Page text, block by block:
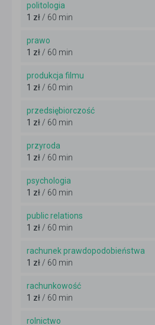
politologia
1 zł/ 60 min
prawo
1 zł/ 60 min
produkcja filmu
1 zł/ 60 min
przedsiębiorczość
1 zł/ 60 min
przyroda
1 zł/ 60 min
psychologia
1 zł/ 60 min
public relations
1 zł/ 60 min
rachunek prawdopodobieństwa
1 zł/ 60 min
rachunkowość
1 zł/ 60 min
rolnictwo